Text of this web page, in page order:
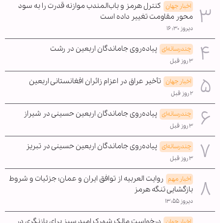
اخبار جهان کنترل هرمز و باب‌المندب موازنه قدرت را به سود
محور مقاومت تغییر داده است
دیروز ۱۶:۳۰
چندرسانه‌ای پیاده‌روی جاماندگان اربعین در رشت
۳ روز قبل
اخبار جهان تأخیر عراق در اعزام زائران افغانستانی اربعین
۲ روز قبل
چندرسانه‌ای پیاده‌روی جاماندگان اربعین حسینی در شیراز
۳ روز قبل
چندرسانه‌ای پیاده‌روی جاماندگان اربعین حسینی در تبریز
۳ روز قبل
اخبار مهم روایت العربیه از توافق ایران و عمان؛ جزئیات و شروط
بازگشایی تنگه هرمز
دیروز ۱۳:۵۵